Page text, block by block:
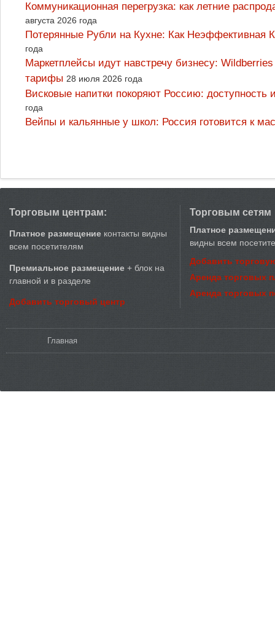
Коммуникационная перегрузка: как летние
августа 2026 года
Потерянные Рубли на Кухне: Как
года
Маркетплейсы идут навстречу бизнесу:
тарифы 28 июля 2026 года
Висковые напитки покоряют Россию:
года
Вейпы и кальянные у школ: Россия готовится к
Торговым центрам:
Платное размещение контакты видны
всем посетителям
Премиальное размещение + блок на
главной и в разделе
Добавить торговый центр
Торговым сетям
Платное
видны всем
Добавить
Аренда торговых
Аренда торговых
Главная